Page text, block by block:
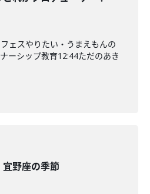
ェスやりたい・うまえもんの
ーシップ教育12:44ただのあき
野座の季節